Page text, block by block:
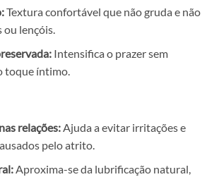
Textura confortável que não gruda e não
ou lençóis.
Intensifica o prazer sem
toque íntimo.
relações:Ajuda a evitar irritações e
pelo atrito.
Aproxima-se da lubrificação natural,